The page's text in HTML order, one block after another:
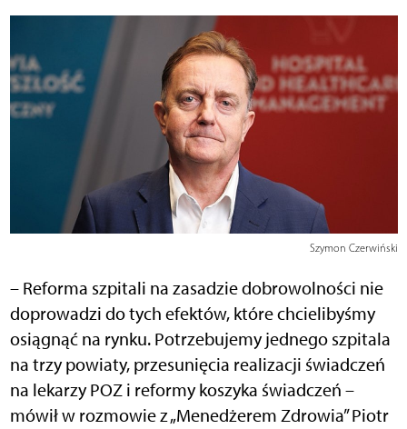
Szymon Czerwiński
– Reforma szpitali na zasadzie dobrowolności nie
doprowadzi do tych efektów, które chcielibyśmy
osiągnąć na rynku. Potrzebujemy jednego szpitala
na trzy powiaty, przesunięcia realizacji świadczeń
na lekarzy POZ i reformy koszyka świadczeń –
mówił w rozmowie z „Menedżerem Zdrowia” Piotr